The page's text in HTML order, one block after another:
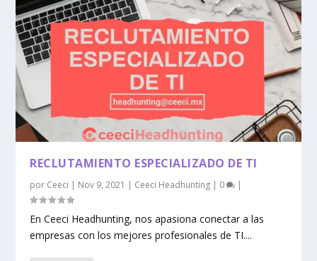
RECLUTAMIENTO ESPECIALIZADO DE TI
por Ceeci | Nov 9, 2021 | Ceeci Headhunting | 0 |
En Ceeci Headhunting, nos apasiona conectar a las
empresas con los mejores profesionales de TI....